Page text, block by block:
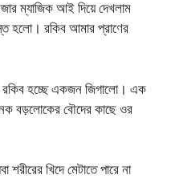
ম্যাজিক আই দিয়ে দেখলাম
হলো। রকিব আমার প্রাণের
রকিব হচ্ছে একজন জিগালো। এক
বড়লোকের বৌদের কাছে ওর
শরীরের খিদে মেটাতে পারে না